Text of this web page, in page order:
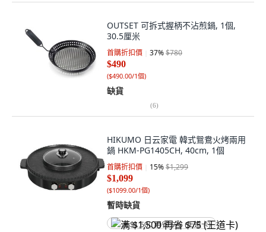
OUTSET 可拆式握柄不沾煎鍋, 1個,
30.5厘米
首購折扣價 37%$780
$490
($490.00/1個)
缺貨
(6)
HIKUMO 日云家電 韓式鴛鴦火烤兩用
鍋 HKM-PG1405CH, 40cm, 1個
首購折扣價 15%$1,299
$1,099
($1099.00/1個)
暫時缺貨
满 $1,500 再省 $75 (王道卡)